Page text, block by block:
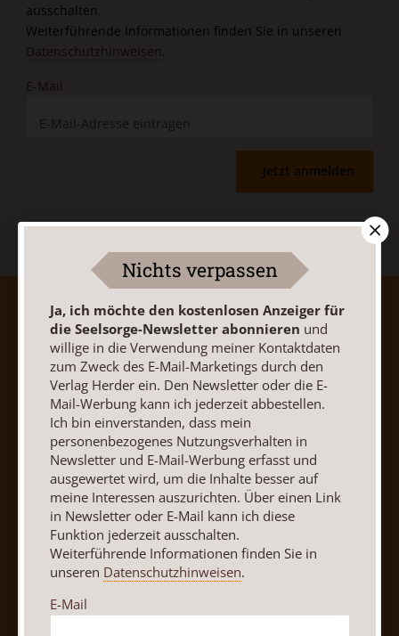
ausschalten.
Weiterführende Informationen finden Sie in unseren
Datenschutzhinweisen.
E-Mail
Jetzt anmelden
AGB und Widerrufsbelehrung
Datenschutz
Barrierefreiheit
Impressum
Vertrag widerrufen Abo online kündigen
Nichts verpassen
Ja, ich möchte den kostenlosen Anzeiger für
die Seelsorge-Newsletter abonnieren und
willige in die Verwendung meiner Kontaktdaten
zum Zweck des E-Mail-Marketings durch den
Verlag Herder ein. Den Newsletter oder die E-
Mail-Werbung kann ich jederzeit abbestellen.
Ich bin einverstanden, dass mein
personenbezogenes Nutzungsverhalten in
Newsletter und E-Mail-Werbung erfasst und
ausgewertet wird, um die Inhalte besser auf
meine Interessen auszurichten. Über einen Link
in Newsletter oder E-Mail kann ich diese
Funktion jederzeit ausschalten.
Weiterführende Informationen finden Sie in
unseren Datenschutzhinweisen.
E-Mail